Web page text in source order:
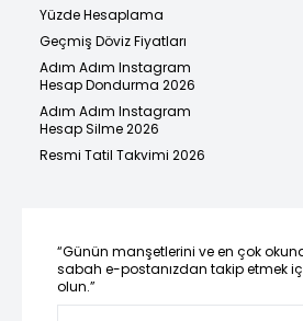
Yüzde Hesaplama
Geçmiş Döviz Fiyatları
Adım Adım Instagram
Hesap Dondurma 2026
Adım Adım Instagram
Hesap Silme 2026
Resmi Tatil Takvimi 2026
“Günün manşetlerini ve en çok
sabah e-postanızdan takip etmek
olun.”